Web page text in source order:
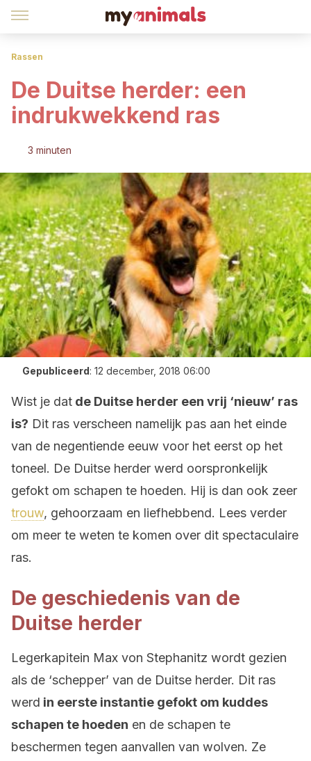
Rassen
De Duitse herder: een
indrukwekkend ras
3 minuten
Gepubliceerd: 12 december, 2018 06:00
Wist je dat de Duitse herder een vrij ‘nieuw’ ras
is? Dit ras verscheen namelijk pas aan het einde
van de negentiende eeuw voor het eerst op het
toneel. De Duitse herder werd oorspronkelijk
gefokt om schapen te hoeden. Hij is dan ook zeer
trouw, gehoorzaam en liefhebbend. Lees verder
om meer te weten te komen over dit spectaculaire
ras.
De geschiedenis van de
Duitse herder
Legerkapitein Max von Stephanitz wordt gezien
als de ‘schepper’ van de Duitse herder. Dit ras
werd in eerste instantie gefokt om kuddes
schapen te hoeden en de schapen te
beschermen tegen aanvallen van wolven. Ze